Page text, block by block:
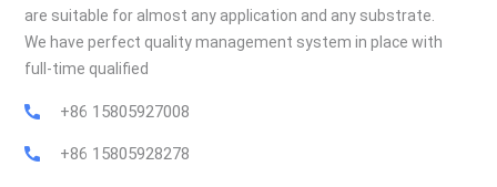
are suitable for almost any application and any substrate.
We have perfect quality management system in place with
full-time qualified
+86 15805927008
+86 15805928278